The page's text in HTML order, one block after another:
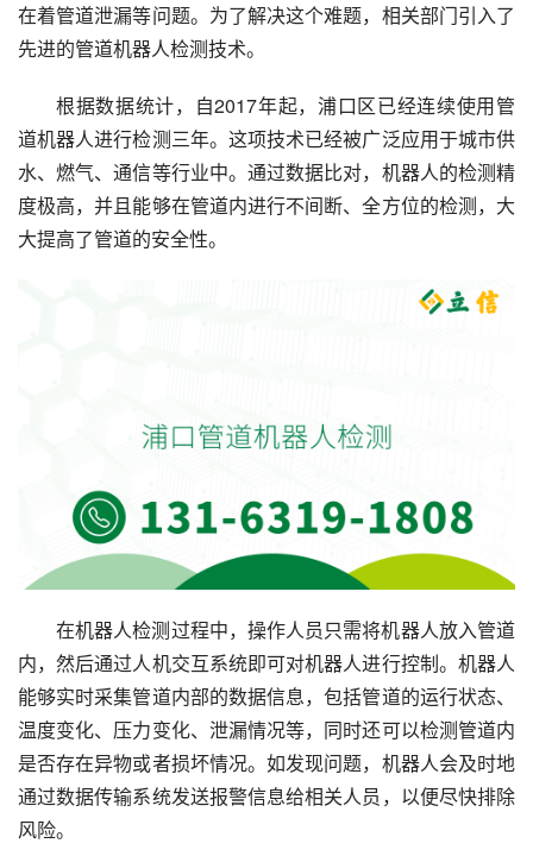
在着管道泄漏等问题。为了解决这个难题，相关部门引入了
先进的管道机器人检测技术。
根据数据统计，自2017年起，浦口区已经连续使用管
道机器人进行检测三年。这项技术已经被广泛应用于城市供
水、燃气、通信等行业中。通过数据比对，机器人的检测精
度极高，并且能够在管道内进行不间断、全方位的检测，大
大提高了管道的安全性。
在机器人检测过程中，操作人员只需将机器人放入管道
内，然后通过人机交互系统即可对机器人进行控制。机器人
能够实时采集管道内部的数据信息，包括管道的运行状态、
温度变化、压力变化、泄漏情况等，同时还可以检测管道内
是否存在异物或者损坏情况。如发现问题，机器人会及时地
通过数据传输系统发送报警信息给相关人员，以便尽快排除
风险。